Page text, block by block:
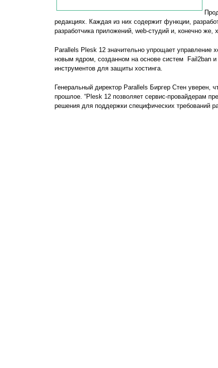
редакциях. Каждая из них содержит функции,
разработчика приложений, web-студий и, конечно же,
Parallels Plesk 12 значительно упрощает управление
новым ядром, созданном на основе систем Fail2ban
инструментов для защиты хостинга.
Генеральный директор Parallels Биргер Стен уверен,
прошлое. “Plesk 12 позволяет сервис-провайдерам
решения для поддержки специфических требований